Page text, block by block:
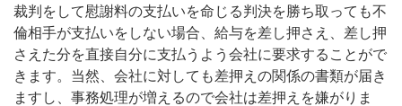
裁判をして慰謝料の支払いを命じる判決を勝ち取っても不
倫相手が支払いをしない場合、給与を差し押さえ、差し押
さえた分を直接自分に支払うよう会社に要求することがで
きます。当然、会社に対しても差押えの関係の書類が届き
ますし、事務処理が増えるので会社は差押えを嫌がりま